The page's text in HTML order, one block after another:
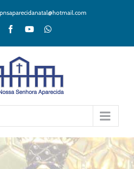
pnsaparecidanatal@hotmail.com
FacebookYouTubeWhatsApp